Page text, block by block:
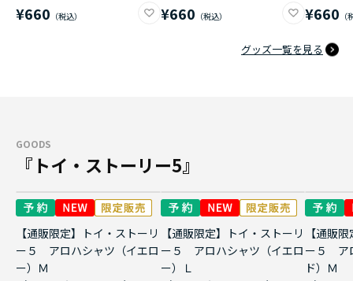
¥660 ¥660 ¥660
グッズ一覧を見る
GOODS
『トイ・ストーリー5』
【通販限定】トイ・ストーリ
ー５ アロハシャツ（イエロ
ー）Ｍ
【通販限定】トイ・ストーリ
ー５ アロハシャツ（イエロ
ー）Ｌ
【通販
ー５ ア
ド）Ｍ